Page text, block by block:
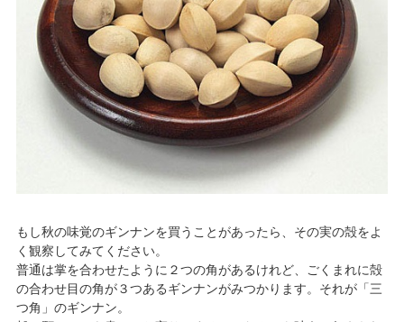
もし秋の味覚のギンナンを買うことがあったら、その実の殻をよ
く観察してみてください。
普通は掌を合わせたように２つの角があるけれど、ごくまれに殻
の合わせ目の角が３つあるギンナンがみつかります。それが「三
つ角」のギンナン。